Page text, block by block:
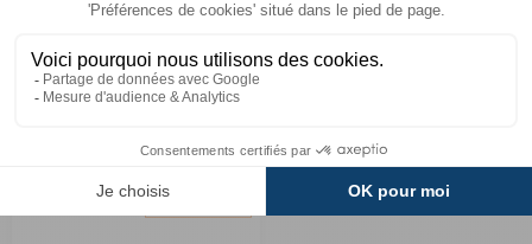
Eclairage à Leds pour
coffre à gaz
Comparer